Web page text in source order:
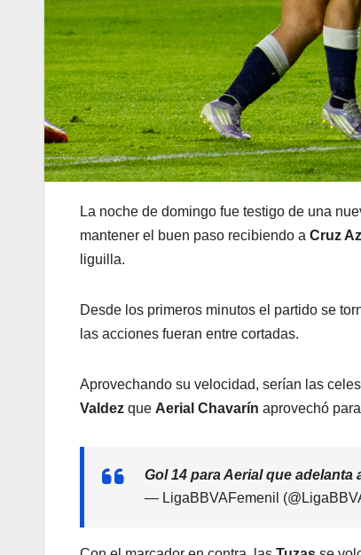
La noche de domingo fue testigo de una
mantener el buen paso recibiendo a Cruz
liguilla.
Desde los primeros minutos el partido se
las acciones fueran entre cortadas.
Aprovechando su velocidad, serían las
Valdez que Aerial Chavarín aprovechó
Gol 14 para Aerial que adelanta
— LigaBBVAFemenil